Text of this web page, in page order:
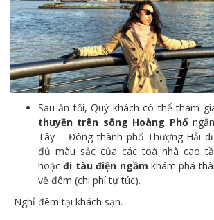
Sau ăn tối, Quý khách có thể tham
thuyền trên sông Hoàng Phố
Tây – Đông thành phố Thượng Hải
đủ màu sắc của các toà nhà cao
hoặcđi tàu điện ngầm khám phá
về đêm (chi phí tự túc).
-Nghỉ đêm tại khách sạn.